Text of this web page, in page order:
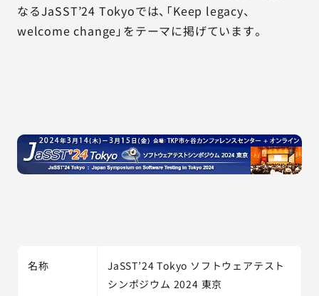
なるJaSST’24 Tokyoでは、「Keep legacy、
welcome change」をテーマに掲げています。
名称
JaSST’24 Tokyo ソフトウェアテスト
シンポジウム 2024 東京